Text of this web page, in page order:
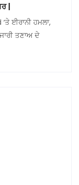
|
ਈਰਾਨੀ ਹਮਲਾ,
ਤਣਾਅ ਦੇ